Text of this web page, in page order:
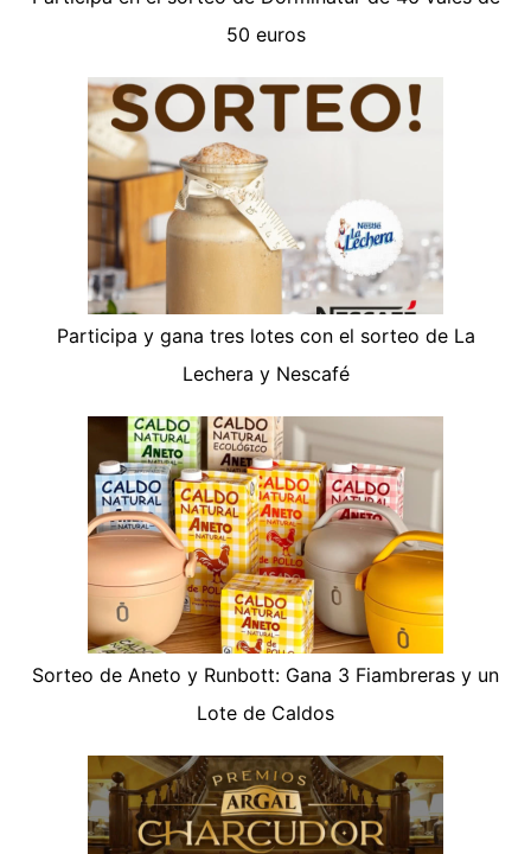
50 euros
Participa y gana tres lotes con el sorteo de La
Lechera y Nescafé
Sorteo de Aneto y Runbott: Gana 3 Fiambreras y un
Lote de Caldos